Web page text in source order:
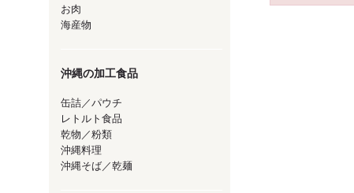
お肉
海産物
沖縄の加工食品
缶詰／パウチ
レトルト食品
乾物／粉類
沖縄料理
沖縄そば／乾麺